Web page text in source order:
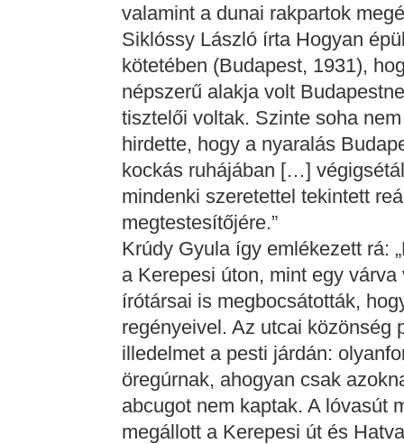
valamint a dunai rakpartok
Siklóssy László írta Hogyan
kötetében (Budapest, 1931),
népszerű alakja volt
tisztelői voltak. Szinte soha
hirdette, hogy a nyaralás
kockás ruhájában […]
mindenki szeretettel tekintett
megtestesítőjére.”
Krúdy Gyula így emlékezett rá:
a Kerepesi úton, mint egy
írótársai is megbocsátották,
regényeivel. Az utcai közönség
illedelmet a pesti járdán:
öregúrnak, ahogyan csak
abcugot nem kaptak. A lóvasút
megállott a Kerepesi út és